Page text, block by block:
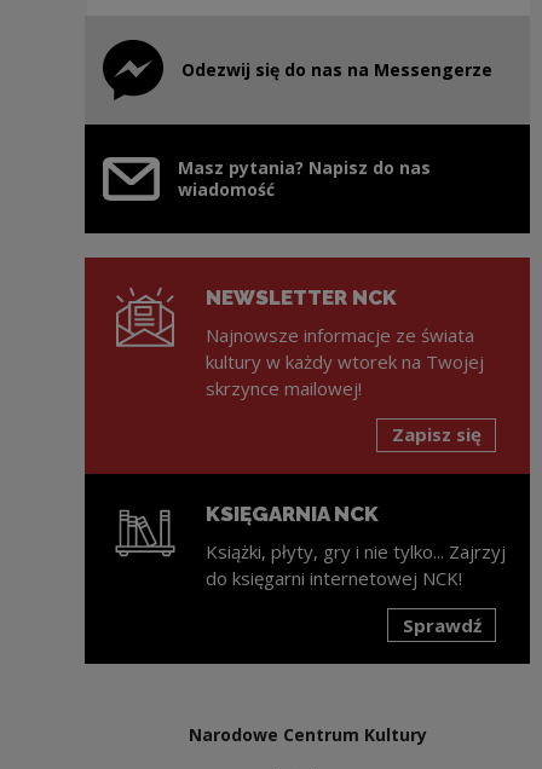
Odezwij się do nas na Messengerze
Uwaga, link zostanie otwarty w nowym oknie
Masz pytania? Napisz do nas
wiadomość
NEWSLETTER NCK
Najnowsze informacje ze świata
kultury w każdy wtorek na Twojej
skrzynce mailowej!
Zapisz się
KSIĘGARNIA NCK
Książki, płyty, gry i nie tylko... Zajrzyj
do księgarni internetowej NCK!
Sprawdź
Narodowe Centrum Kultury